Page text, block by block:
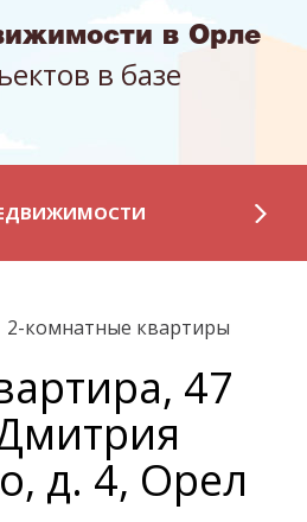
в Орле
в базе
2-комнатные квартиры
47
д. 4, Орел